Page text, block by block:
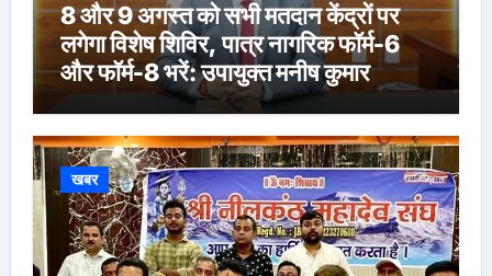
8 और 9 अगस्त को सभी मतदान केंद्रों पर
लगेगा विशेष शिविर, पात्र नागरिक फॉर्म-6
और फॉर्म-8 भरें: उपायुक्त मनीष कुमार
खबर